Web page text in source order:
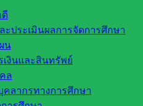
ดี
ประเมินผลการจัดการศึกษา
น
เงินและสินทรัพย์
ล
ลากรทางการศึกษา